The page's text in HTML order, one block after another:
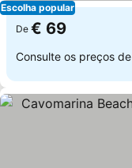
Escolha popular
De € 69
Consulte os preços de